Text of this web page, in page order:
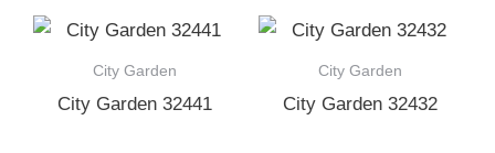
City Garden
City Garden 32441
City Garden
City Garden 32432